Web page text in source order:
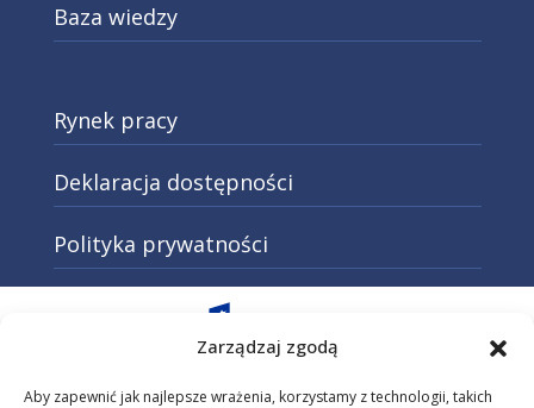
Zarządzaj zgodą
Aby zapewnić jak najlepsze wrażenia, korzystamy z technologii, takich
Baza wiedzy
Rynek pracy
Deklaracja dostępności
Polityka prywatności
Otwarcie w nowej karcie: